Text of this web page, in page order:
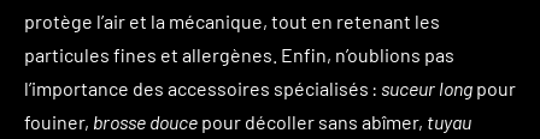
protège l’air et la mécanique, tout en retenant les
particules fines et allergènes. Enfin, n’oublions pas
l’importance des accessoires spécialisés : suceur long pour
fouiner, brosse douce pour décoller sans abîmer, tuyau